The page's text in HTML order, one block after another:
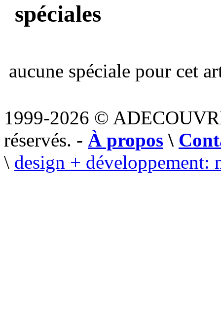
spéciales
aucune spéciale pour cet
1999-2026 ©
réservés. - À propos \
\ design + développement: